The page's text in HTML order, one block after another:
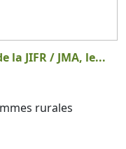
la JIFR / JMA, le...
rurales